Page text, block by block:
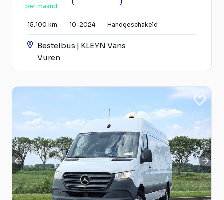
per maand
15.100 km 10-2024 Handgeschakeld
Bestelbus | KLEYN Vans
Vuren